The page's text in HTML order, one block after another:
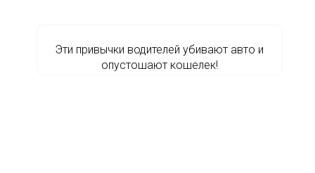
Эти привычки водителей убивают авто и
опустошают кошелек!